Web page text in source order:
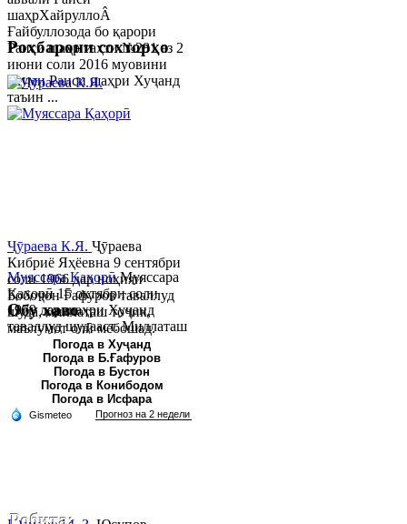
шаҳрХайруллоÂ
Ғайбуллозода бо қарори
Раиси шаҳр таҳти №281 аз 2
июни соли 2016 муовини
якуми Раиси шаҳри Хуҷанд
таъин ...
Муяссара ҚаҳорӣМуяссара
Қаҳорӣ 15 октябри соли
1979 дар шаҳри Хуҷанд
таваллуд шудааст. Миллаташ
тоҷик. Маълумот олӣ. Соли
2002 Донишгоҳи давлатии
Хуҷанд ба...
Роҳбарони сохторҳо
Ҷӯраева К.Я. Ҷӯраева
Кибриё Яҳёевна 9 сентябри
соли 1966 дар ноҳияи
Бобоҷон Ғафуров таваллуд
шуда, миллаташ тоҷик,
маълумот олӣ мебошад.
Соли 1997 Донишг...
Обу хаво
Погода в Хуҷанд
Погода в Б.Ғафуров
Погода в Бустон
Погода в Конибодом
Погода в Исфара
Робита: